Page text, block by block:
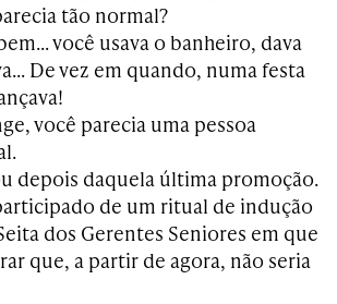
tão normal?
você usava o banheiro, dava
De vez em quando, numa festa
você parecia uma pessoa
depois daquela última promoção.
de um ritual de indução
dos Gerentes Seniores em que
que, a partir de agora, não seria